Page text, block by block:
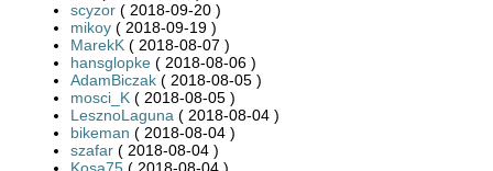
scyzor ( 2018-09-20 )
mikoy ( 2018-09-19 )
MarekK ( 2018-08-07 )
hansglopke ( 2018-08-06 )
AdamBiczak ( 2018-08-05 )
mosci_K ( 2018-08-05 )
LesznoLaguna ( 2018-08-04 )
bikeman ( 2018-08-04 )
szafar ( 2018-08-04 )
Kosa75 ( 2018-08-04 )